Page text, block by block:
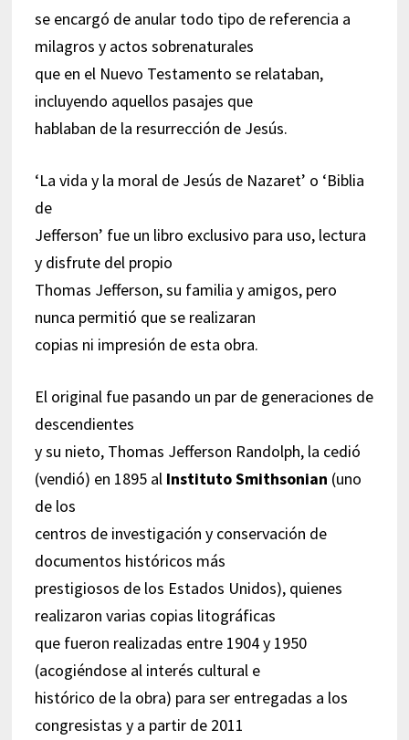
se encargó de anular todo tipo de referencia a
milagros y actos sobrenaturales
que en el Nuevo Testamento se relataban,
incluyendo aquellos pasajes que
hablaban de la resurrección de Jesús.
‘La vida y la moral de Jesús de Nazaret’ o ‘Biblia
de
Jefferson’ fue un libro exclusivo para uso, lectura
y disfrute del propio
Thomas Jefferson, su familia y amigos, pero
nunca permitió que se realizaran
copias ni impresión de esta obra.
El original fue pasando un par de generaciones de
descendientes
y su nieto, Thomas Jefferson Randolph, la cedió
(vendió) en 1895 al Instituto Smithsonian (uno
de los
centros de investigación y conservación de
documentos históricos más
prestigiosos de los Estados Unidos), quienes
realizaron varias copias litográficas
que fueron realizadas entre 1904 y 1950
(acogiéndose al interés cultural e
histórico de la obra) para ser entregadas a los
congresistas y a partir de 2011